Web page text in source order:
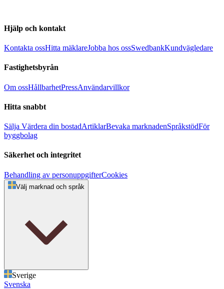
Hjälp och kontakt
Kontakta ossHitta mäklareJobba hos ossSwedbankKundvägledare
Fastighetsbyrån
Om ossHållbarhetPressAnvändarvillkor
Hitta snabbt
Sälja Värdera din bostadArtiklarBevaka marknadenSpråkstödFör
byggbolag
Säkerhet och integritet
Behandling av personuppgifterCookies
Välj marknad och språk
Sverige
Svenska